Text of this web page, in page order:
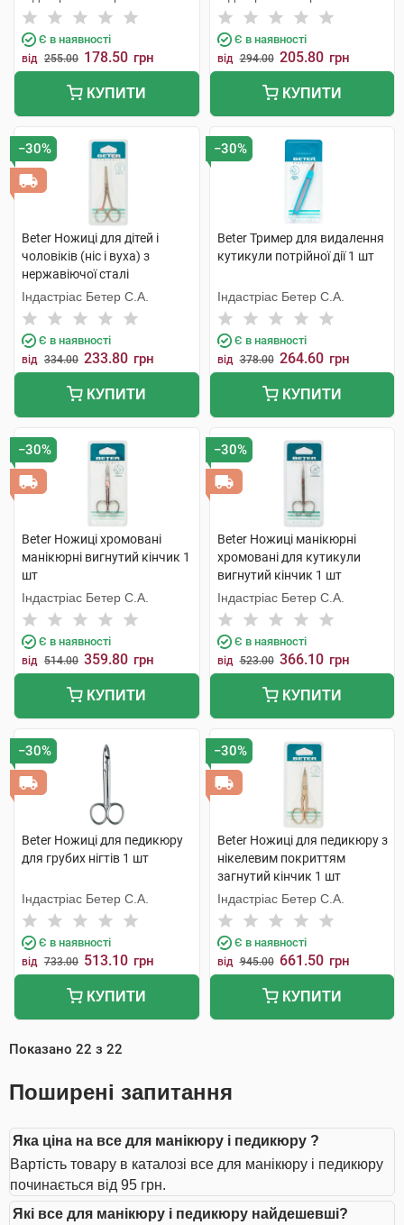
Є в наявності
від 255.00 178.50 грн
КУПИТИ
Є в наявності
від 294.00 205.80 грн
КУПИТИ
−30%
Beter Ножиці для дітей і
чоловіків (ніс і вуха) з
нержавіючої сталі
закруглений кінчик 1 шт
Індастріас Бетер С.А.
Є в наявності
від 334.00 233.80 грн
КУПИТИ
−30%
Beter Тример для видалення
кутикули потрійної дії 1 шт
Індастріас Бетер С.А.
Є в наявності
від 378.00 264.60 грн
КУПИТИ
−30%
Beter Ножиці хромовані
манікюрні вигнутий кінчик 1
шт
Індастріас Бетер С.А.
Є в наявності
від 514.00 359.80 грн
КУПИТИ
−30%
Beter Ножиці манікюрні
хромовані для кутикули
вигнутий кінчик 1 шт
Індастріас Бетер С.А.
Є в наявності
від 523.00 366.10 грн
КУПИТИ
−30%
Beter Ножиці для педикюру
для грубих нігтів 1 шт
Індастріас Бетер С.А.
Є в наявності
від 733.00 513.10 грн
КУПИТИ
−30%
Beter Ножиці для педикюру з
нікелевим покриттям
загнутий кінчик 1 шт
Індастріас Бетер С.А.
Є в наявності
від 945.00 661.50 грн
КУПИТИ
Показано 22 з 22
Поширені запитання
Яка ціна на все для манікюру і педикюру ?
Вартість товару в каталозі все для манікюру і педикюру
починається від 95 грн.
Які все для манікюру і педикюру найдешевші?